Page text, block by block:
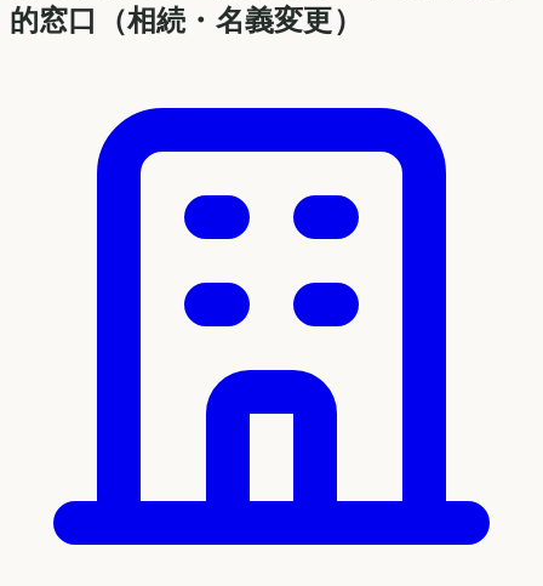
的窓口（相続・名義変更）